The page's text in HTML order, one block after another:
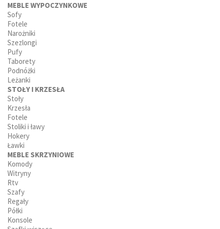
MEBLE WYPOCZYNKOWE
Sofy
Fotele
Narożniki
Szezlongi
Pufy
Taborety
Podnóżki
Leżanki
STOŁY I KRZESŁA
Stoły
Krzesła
Fotele
Stoliki i ławy
Hokery
Ławki
MEBLE SKRZYNIOWE
Komody
Witryny
Rtv
Szafy
Regały
Półki
Konsole